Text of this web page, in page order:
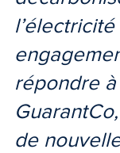
répondre
de